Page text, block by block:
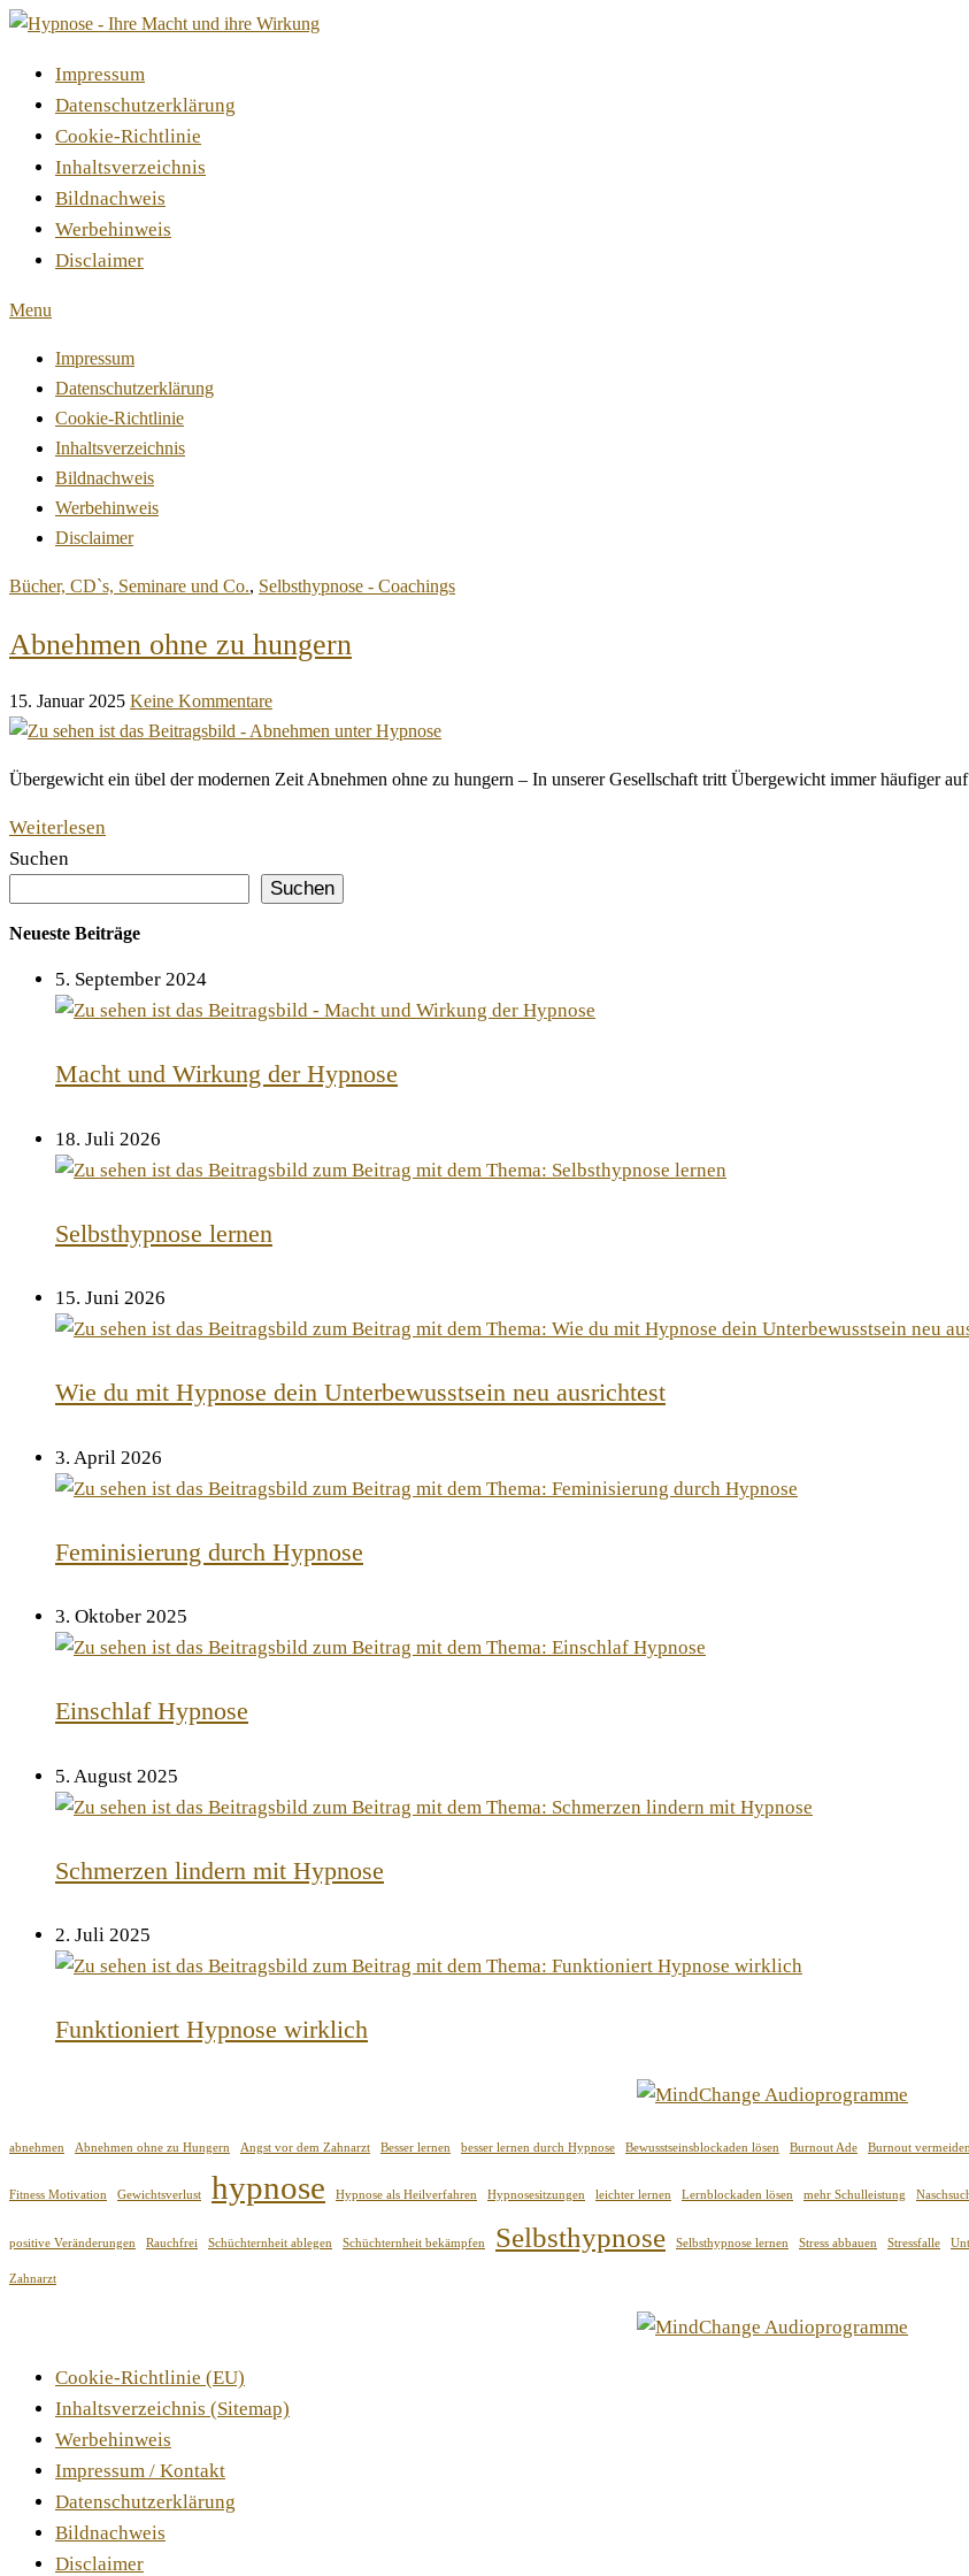
Impressum
Datenschutzerklärung
Cookie-Richtlinie
Inhaltsverzeichnis
Bildnachweis
Werbehinweis
Disclaimer
Menu
Impressum
Datenschutzerklärung
Cookie-Richtlinie
Inhaltsverzeichnis
Bildnachweis
Werbehinweis
Disclaimer
Bücher, CD`s, Seminare und Co., Selbsthypnose - Coachings
Abnehmen ohne zu hungern
15. Januar 2025 Keine Kommentare
Übergewicht ein übel der modernen Zeit Abnehmen ohne zu hungern – In unserer Gesellschaft tritt Übergewicht immer häufiger
Weiterlesen
Suchen
Suchen
Neueste Beiträge
5. September 2024
Macht und Wirkung der Hypnose
18. Juli 2026
Selbsthypnose lernen
15. Juni 2026
Wie du mit Hypnose dein Unterbewusstsein neu ausrichtest
3. April 2026
Feminisierung durch Hypnose
3. Oktober 2025
Einschlaf Hypnose
5. August 2025
Schmerzen lindern mit Hypnose
2. Juli 2025
Funktioniert Hypnose wirklich
abnehmen Abnehmen ohne zu Hungern Angst vor dem Zahnarzt Besser lernen besser lernen durch Hypnose Bewusstseinsblockaden lösen Burnout Ade Burnout vermeiden
Fitness Motivation Gewichtsverlust hypnose Hypnose als Heilverfahren Hypnosesitzungen leichter lernen Lernblockaden lösen mehr Schulleistung
positive Veränderungen Rauchfrei Schüchternheit ablegen Schüchternheit bekämpfen Selbsthypnose Selbsthypnose lernen Stress abbauen Stressfalle
Zahnarzt
Cookie-Richtlinie (EU)
Inhaltsverzeichnis (Sitemap)
Werbehinweis
Impressum / Kontakt
Datenschutzerklärung
Bildnachweis
Disclaimer